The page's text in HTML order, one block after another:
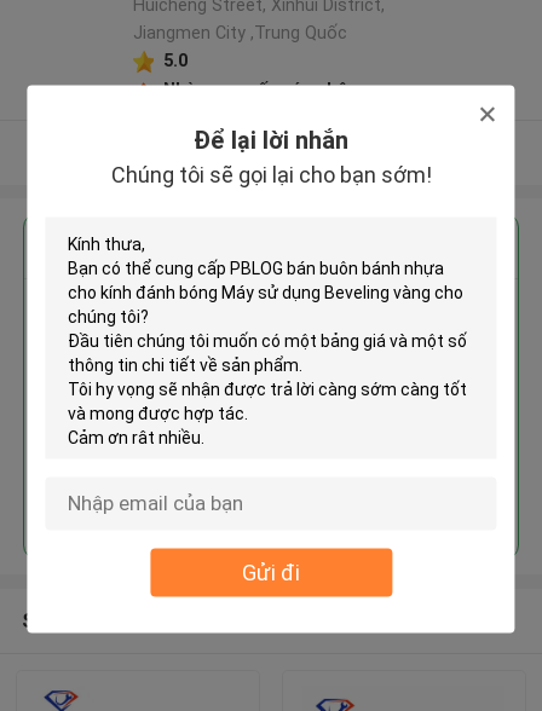
Để lại lời nhắn
Chúng tôi sẽ gọi lại cho bạn sớm!
Gửi đi
Huicheng Street, Xinhui District,
Jiangmen City ,Trung Quốc
5.0
Nhà cung cấp xác nhận
Xem thêm
kính đánh bóng Máy sử dụng
Beveling vàng
Tiếp tục
Sản phẩm khuyến cáo